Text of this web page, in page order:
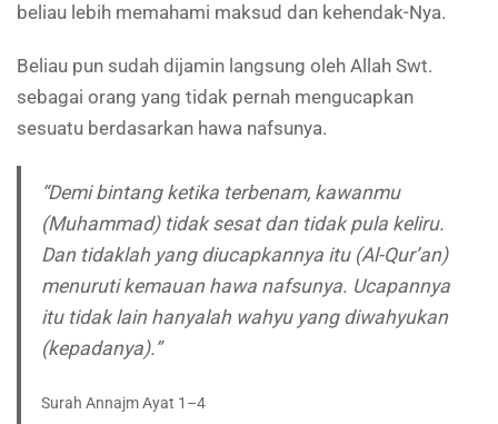
beliau lebih memahami maksud dan kehendak-Nya.
Beliau pun sudah dijamin langsung oleh Allah Swt.
sebagai orang yang tidak pernah mengucapkan
sesuatu berdasarkan hawa nafsunya.
“Demi bintang ketika terbenam, kawanmu
(Muhammad) tidak sesat dan tidak pula keliru.
Dan tidaklah yang diucapkannya itu (Al-Qur’an)
menuruti kemauan hawa nafsunya. Ucapannya
itu tidak lain hanyalah wahyu yang diwahyukan
(kepadanya).”
Surah Annajm Ayat 1–4